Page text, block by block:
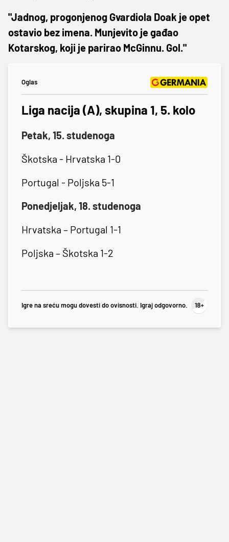
"Jadnog, progonjenog Gvardiola Doak je opet
ostavio bez imena. Munjevito je gađao
Kotarskog, koji je parirao McGinnu. Gol."
Oglas
Liga nacija (A), skupina 1, 5. kolo
Petak, 15. studenoga
Škotska - Hrvatska 1-0
Portugal - Poljska 5-1
Ponedjeljak, 18. studenoga
Hrvatska – Portugal 1-1
Poljska – Škotska 1-2
Igre na sreću mogu dovesti do ovisnosti. Igraj odgovorno.